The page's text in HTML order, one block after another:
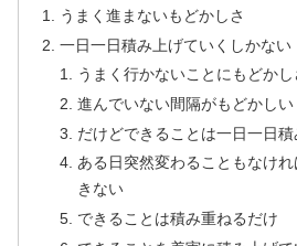
うまく進まないもどかしさ
一日一日積み上げていくしかない
うまく行かないことにもどかし
進んでいない間隔がもどかしい
だけどできることは一日一日
ある日突然変わることもなけ
きない
できることは積み重ねるだけ